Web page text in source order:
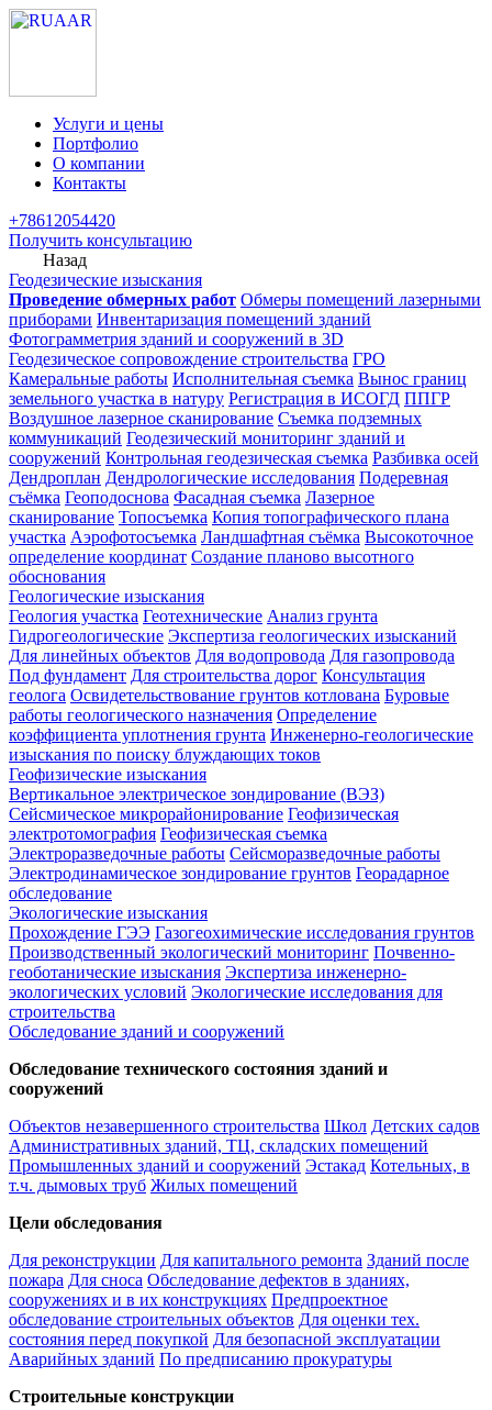
Услуги и цены
Портфолио
О компании
Контакты
+78612054420
Получить консультацию
Назад
Геодезические изыскания
Проведение обмерных работ Обмеры помещений лазерными
приборами Инвентаризация помещений зданий
Фотограмметрия зданий и сооружений в 3D
Геодезическое сопровождение строительства ГРО
Камеральные работы Исполнительная съемка Вынос границ
земельного участка в натуру Регистрация в ИСОГД ППГР
Воздушное лазерное сканирование Съемка подземных
коммуникаций Геодезический мониторинг зданий и
сооружений Контрольная геодезическая съемка Разбивка осей
Дендроплан Дендрологические исследования Подеревная
съёмка Геоподоснова Фасадная съемка Лазерное
сканирование Топосъемка Копия топографического плана
участка Аэрофотосъемка Ландшафтная съёмка Высокоточное
определение координат Создание планово высотного
обоснования
Геологические изыскания
Геология участка Геотехнические Анализ грунта
Гидрогеологические Экспертиза геологических изысканий
Для линейных объектов Для водопровода Для газопровода
Под фундамент Для строительства дорог Консультация
геолога Освидетельствование грунтов котлована Буровые
работы геологического назначения Определение
коэффициента уплотнения грунта Инженерно-геологические
изыскания по поиску блуждающих токов
Геофизические изыскания
Вертикальное электрическое зондирование (ВЭЗ)
Сейсмическое микрорайонирование Геофизическая
электротомография Геофизическая съемка
Электроразведочные работы Сейсморазведочные работы
Электродинамическое зондирование грунтов Георадарное
обследование
Экологические изыскания
Прохождение ГЭЭ Газогеохимические исследования грунтов
Производственный экологический мониторинг Почвенно-
геоботанические изыскания Экспертиза инженерно-
экологических условий Экологические исследования для
строительства
Обследование зданий и сооружений
Обследование технического состояния зданий и
сооружений
Объектов незавершенного строительства Школ Детских садов
Административных зданий, ТЦ, складских помещений
Промышленных зданий и сооружений Эстакад Котельных, в
т.ч. дымовых труб Жилых помещений
Цели обследования
Для реконструкции Для капитального ремонта Зданий после
пожара Для сноса Обследование дефектов в зданиях,
сооружениях и в их конструкциях Предпроектное
обследование строительных объектов Для оценки тех.
состояния перед покупкой Для безопасной эксплуатации
Аварийных зданий По предписанию прокуратуры
Строительные конструкции